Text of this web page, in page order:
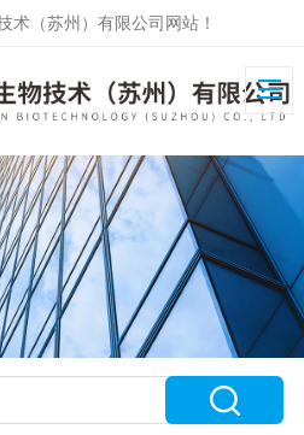
术（苏州）有限公司网站！